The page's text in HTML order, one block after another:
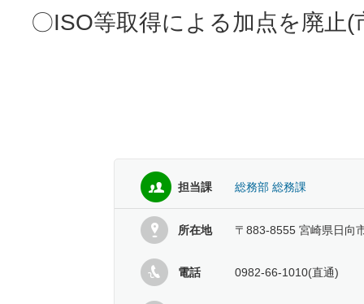
〇ISO等取得による加点を廃止(
担当課 総務部 総務課
所在地 〒883-8555 宮崎県日向
電話 0982-66-1010(直通)